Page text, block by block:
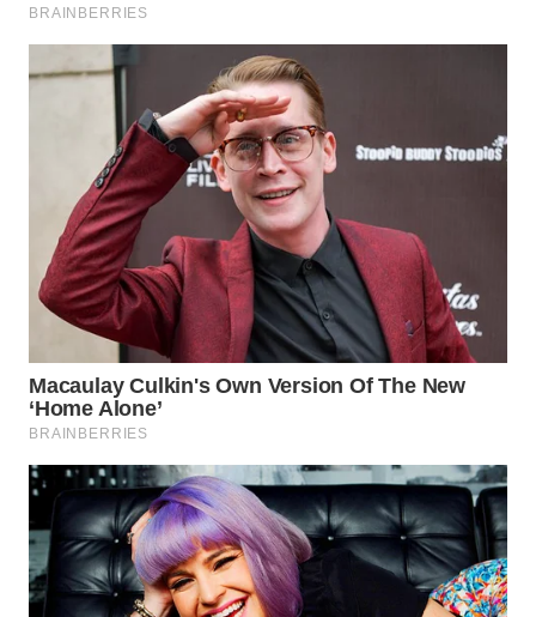
SUMEDANG
WN
KEPULAUAN
SERIBU
WN
TANGERANG
WN
BINJAI
WN
CIREBON
WN
INDRAMAYU